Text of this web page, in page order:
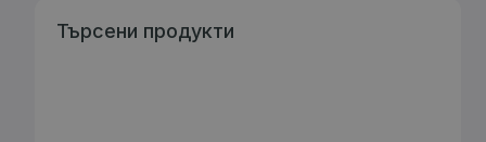
Търсени продукти